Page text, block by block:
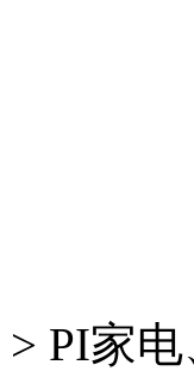
> PI家